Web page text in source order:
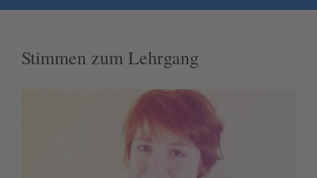
Stimmen zum Lehrgang